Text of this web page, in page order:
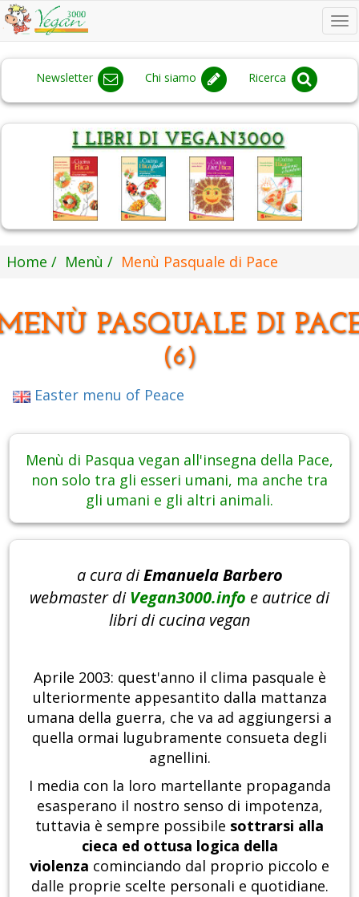
Newsletter Chi siamo Ricerca
Home Menù Menù Pasquale di Pace
PASQUALE DI
(6)
Easter menu of Peace
Menù di Pasqua vegan all'insegna della Pace,
non solo tra gli esseri umani, ma anche tra
gli umani e gli altri animali.
a cura diEmanuela Barbero
webmaster diVegan3000.info e autrice di
libri di cucina vegan
Aprile 2003: quest'anno il clima pasquale è
ulteriormente appesantito dalla mattanza
umana della guerra, che va ad aggiungersi a
quella ormai lugubramente consueta degli
agnellini.
I media con la loro martellante propaganda
esasperano il nostro senso di impotenza,
tuttavia è sempre possibile sottrarsi alla
cieca ed ottusa logica della
violenza cominciando dal proprio piccolo e
dalle proprie scelte personali e quotidiane.